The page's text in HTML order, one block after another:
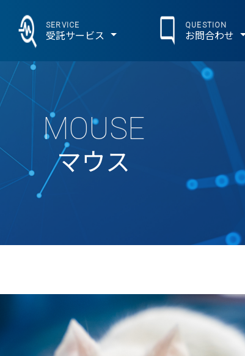
SERVICE
受託サービス
QUESTION
お問合わせ
MOUSE
マウス